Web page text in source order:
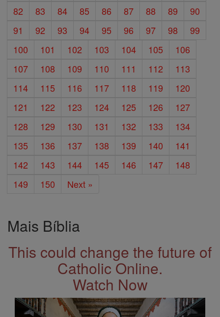
82
83 84 85 86 87 88 89
90
91
92 93 94 95 96 97 98
99
100
101 102 103 104 105
106
107
108 109 110 111 112
113
114
115 116 117 118 119
120
121
122 123 124 125 126
127
128
129 130 131 132 133
134
135
136 137 138 139 140
141
142
143 144 145 146 147
148
149
150 Next »
Mais Bíblia
This could change the future of
Catholic Online.
Watch Now